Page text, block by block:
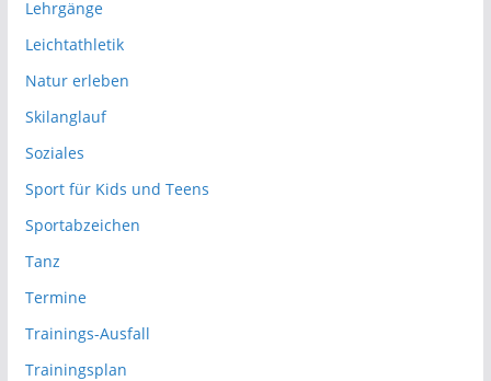
Lehrgänge
Leichtathletik
Natur erleben
Skilanglauf
Soziales
Sport für Kids und Teens
Sportabzeichen
Tanz
Termine
Trainings-Ausfall
Trainingsplan